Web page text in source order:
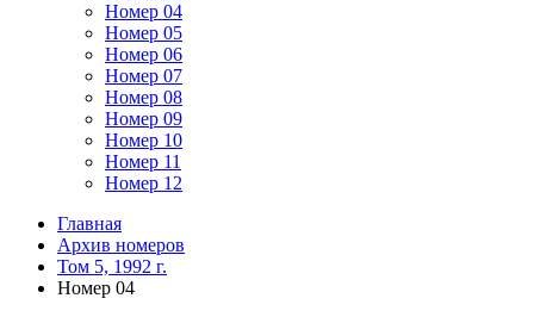
Номер 04
Номер 05
Номер 06
Номер 07
Номер 08
Номер 09
Номер 10
Номер 11
Номер 12
Главная
Архив номеров
Том 5, 1992 г.
Номер 04